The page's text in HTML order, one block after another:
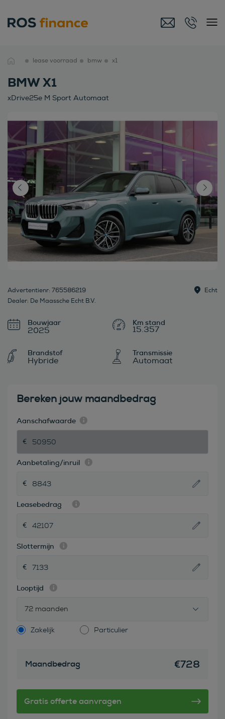
lease voorraad bmw x1
BMW X1
xDrive25e M Sport Automaat
Advertentienr: 765586219
Dealer: De Maassche Echt B.V.
Echt
Bouwjaar
2025 15.357
Brandstof
Hybride
Transmissie
Automaat
Bereken jouw maandbedrag
Aanschafwaarde
Aanbetaling/inruil
Leasebedrag
Slottermijn
Looptijd
72 maanden
Zakelijk Particulier
Maandbedrag €728